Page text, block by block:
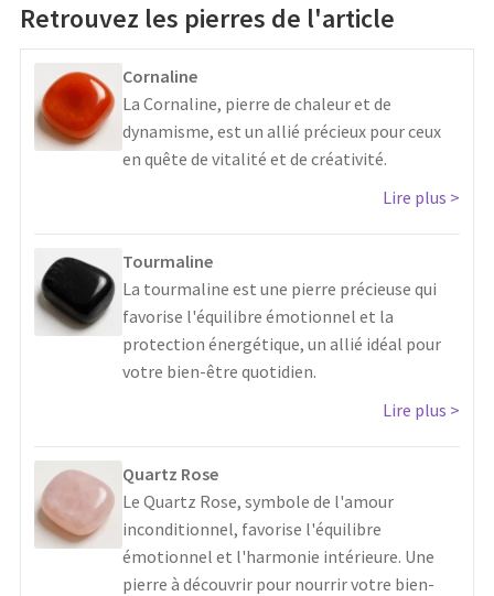
Retrouvez les pierres de l'article
Cornaline
La Cornaline, pierre de chaleur et de
dynamisme, est un allié précieux pour ceux
en quête de vitalité et de créativité.
Lire plus
Tourmaline
La tourmaline est une pierre précieuse qui
favorise l'équilibre émotionnel et la
protection énergétique, un allié idéal pour
votre bien-être quotidien.
Lire plus
Quartz Rose
Le Quartz Rose, symbole de l'amour
inconditionnel, favorise l'équilibre
émotionnel et l'harmonie intérieure. Une
pierre à découvrir pour nourrir votre bien-